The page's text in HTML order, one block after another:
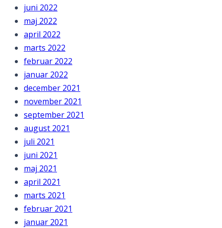
juni 2022
maj 2022
april 2022
marts 2022
februar 2022
januar 2022
december 2021
november 2021
september 2021
august 2021
juli 2021
juni 2021
maj 2021
april 2021
marts 2021
februar 2021
januar 2021